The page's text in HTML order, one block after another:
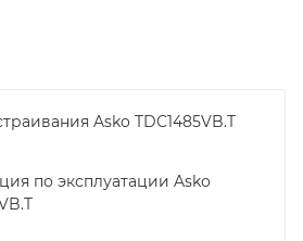
вращается по траектории
из нержавеющей стали Soft
бельё сушится
повреждения тканей
Asko TDC1485VB.T
по эксплуатации Asko